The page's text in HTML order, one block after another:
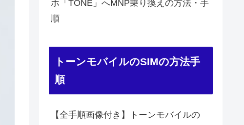
ホ「TONE」へMNP乗り換えの方法・手
順
トーンモバイルのSIMの方法手
順
【全手順画像付き】トーンモバイルの